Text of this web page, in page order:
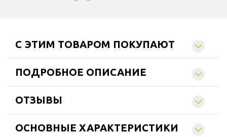
C ЭТИМ ТОВАРОМ ПОКУПАЮТ
ПОДРОБНОЕ ОПИСАНИЕ
ОТЗЫВЫ
ОСНОВНЫЕ ХАРАКТЕРИСТИКИ